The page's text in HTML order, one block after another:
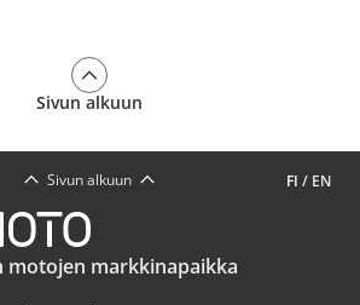
Sivun alkuun
FI / EN
Sivun alkuun
motojen markkinapaikka